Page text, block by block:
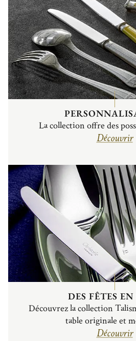
La collection offre des
Découvrir
DES FÊTES
Découvrez la collection
table originale et
Découvrir